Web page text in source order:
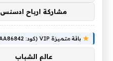
مشاركة ارباح ادسنس
باقة متميزة VIP (كود: AA86842):
عالم الشباب